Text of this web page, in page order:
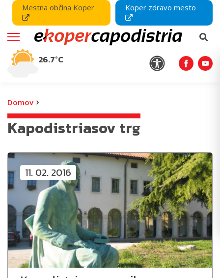
Mestna občina Koper Koper zdravo mesto
26.7°C
Domov ›
Kapodistriasov trg
11. 02. 2016